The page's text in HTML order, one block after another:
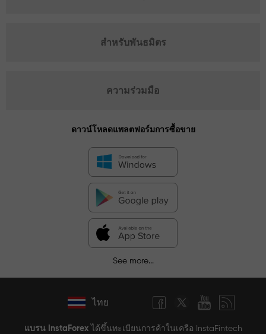
สำหรับพันธมิตร
ความร่วมมือ
ดาวน์โหลดแพลตฟอร์มการซื้อขาย
See more...
ไทย
แบรน InstaForexได้ขึ้นทะเบียนการค้าในเครือ InstaFintech